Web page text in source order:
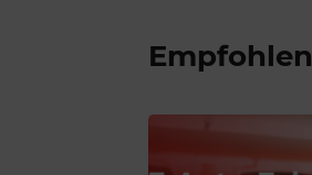
Empfohlen